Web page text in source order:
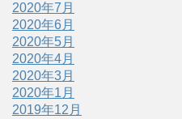
2020年7月
2020年6月
2020年5月
2020年4月
2020年3月
2020年1月
2019年12月